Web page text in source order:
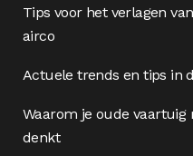
Tips voor het verlagen
airco
Actuele trends en tips in
Waarom je oude vaartuig
denkt